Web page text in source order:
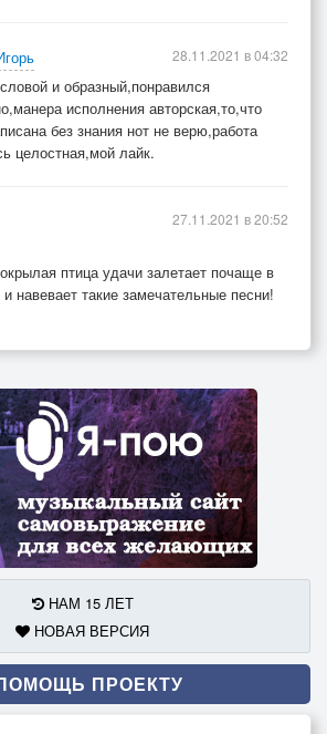
и образный,понравился
исполнения авторская,то,что
без знания нот не верю,работа
целостная,мой лайк.
28.11.2021 в 04:32
птица удачи залетает почаще в
навевает такие замечательные песни!
27.11.2021 в 20:52
НАМ 15 ЛЕТ
НОВАЯ ВЕРСИЯ
ПРОЕКТУ